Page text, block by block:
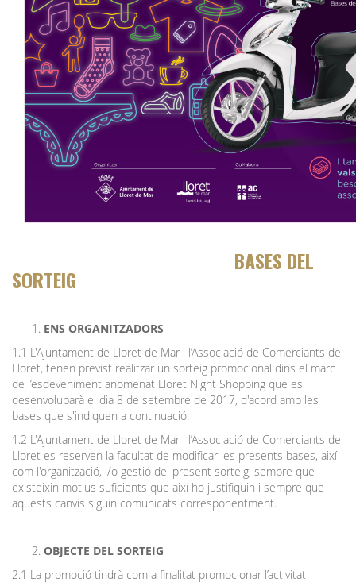
BASES DEL
SORTEIG
ENS ORGANITZADORS
1.1 L'Ajuntament de Lloret de Mar i l’Associació de Comerciants de
Lloret, tenen previst realitzar un sorteig promocional dins el marc
de l’esdeveniment anomenat Lloret Night Shopping que es
desenvoluparà el dia 8 de setembre de 2017, d'acord amb les
bases que s'indiquen a continuació.
1.2 L'Ajuntament de Lloret de Mar i l’Associació de Comerciants de
Lloret es reserven la facultat de modificar les presents bases, així
com l'organització, i/o gestió del present sorteig, sempre que
existeixin motius suficients que així ho justifiquin i sempre que
aquests canvis siguin comunicats corresponentment.
OBJECTE DEL SORTEIG
2.1 La promoció tindrà com a finalitat promocionar l’activitat